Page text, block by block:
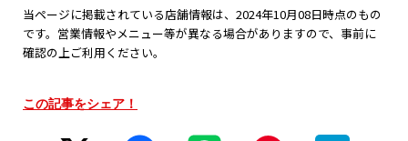
当ページに掲載されている店舗情報は、2024年10月08日時点のもの
です。営業情報やメニュー等が異なる場合がありますので、事前に
確認の上ご利用ください。
この記事をシェア！